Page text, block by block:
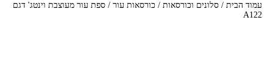
עמוד הבית/ סלונים וכורסאות/ כורסאות עור/ ספת עור מעוצבת וינטג' דגם
A122